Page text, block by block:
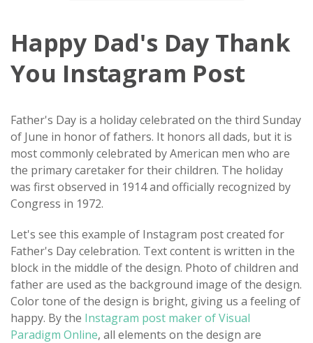
Happy Dad's Day Thank
You Instagram Post
Father's Day is a holiday celebrated on the third Sunday
of June in honor of fathers. It honors all dads, but it is
most commonly celebrated by American men who are
the primary caretaker for their children. The holiday
was first observed in 1914 and officially recognized by
Congress in 1972.
Let's see this example of Instagram post created for
Father's Day celebration. Text content is written in the
block in the middle of the design. Photo of children and
father are used as the background image of the design.
Color tone of the design is bright, giving us a feeling of
happy. By the Instagram post maker of Visual
Paradigm Online, all elements on the design are